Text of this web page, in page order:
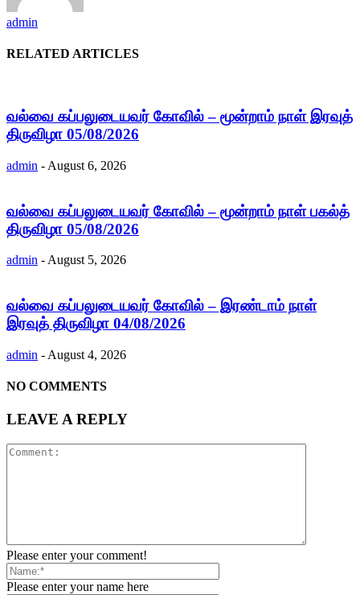
admin
RELATED ARTICLES
வல்வை கப்பலுடையவர் கோவில் – மூன்றாம் நாள் இரவுத்
திருவிழா 05/08/2026
admin - August 6, 2026
வல்வை கப்பலுடையவர் கோவில் – மூன்றாம் நாள் பகல்த்
திருவிழா 05/08/2026
admin - August 5, 2026
வல்வை கப்பலுடையவர் கோவில் – இரண்டாம் நாள்
இரவுத் திருவிழா 04/08/2026
admin - August 4, 2026
NO COMMENTS
LEAVE A REPLY
Please enter your comment!
Please enter your name here